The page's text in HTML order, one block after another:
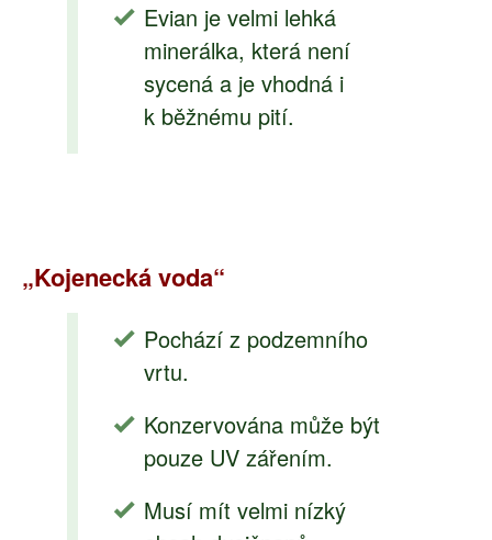
Evian je velmi lehká
minerálka, která není
sycená a je vhodná i
k běžnému pití.
„Kojenecká voda“
Pochází z podzemního
vrtu.
Konzervována může být
pouze UV zářením.
Musí mít velmi nízký